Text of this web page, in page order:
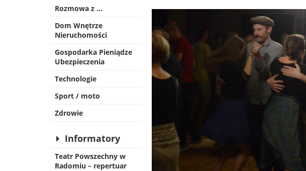
Rozmowa z …
Dom Wnętrze
Nieruchomości
Gospodarka Pieniądze
Ubezpieczenia
Technologie
Sport / moto
Zdrowie
Informatory
Teatr Powszechny w
Radomiu – repertuar